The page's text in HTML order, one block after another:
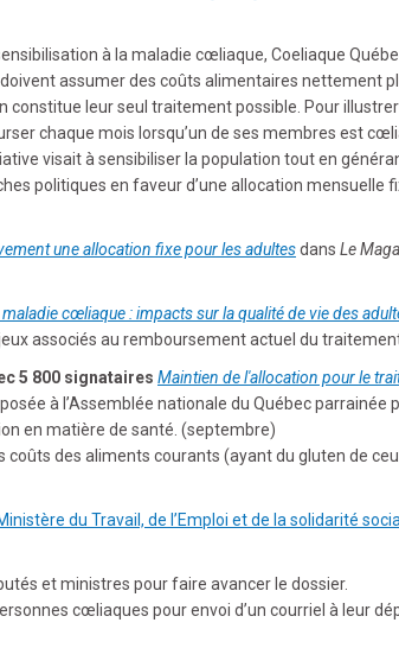
à la maladie cœliaque, Coeliaque
assumer des coûts alimentaires nettement
constitue leur seul traitement possible. Pour
chaque mois lorsqu’un de ses membres est
visait à sensibiliser la population tout en
politiques en faveur d’une allocation mensuelle
une allocation fixe pour les adultesdans Le
maladie cœliaque : impacts sur la qualité de vie des
associés au remboursement actuel du
5 800 signataires Maintien de l'allocation pour le
à l’Assemblée nationale du Québec
en matière de santé. (septembre)
coûts des aliments courants (ayant du gluten de
du Travail, de l’Emploi et de la solidarité
et ministres pour faire avancer le dossier.
cœliaques pour envoi d’un courriel à leur